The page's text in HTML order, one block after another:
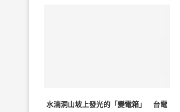
水湳洞山坡上發光的「變電箱」 台電